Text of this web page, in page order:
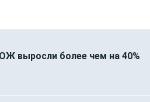
выросли более чем на 40%